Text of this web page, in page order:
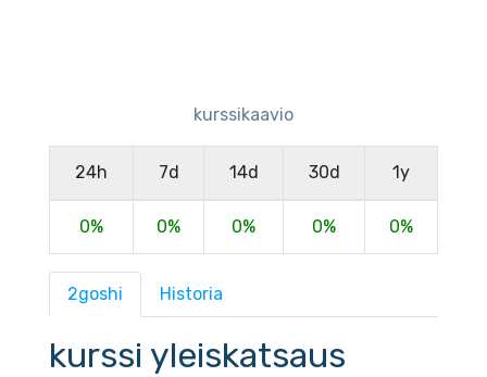
kurssikaavio
24h 7d 14d 30d 1y
0% 0% 0% 0% 0%
2goshi Historia
kurssi yleiskatsaus